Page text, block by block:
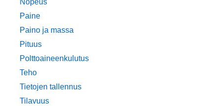
Nopeus
Paine
Paino ja massa
Pituus
Polttoaineenkulutus
Teho
Tietojen tallennus
Tilavuus